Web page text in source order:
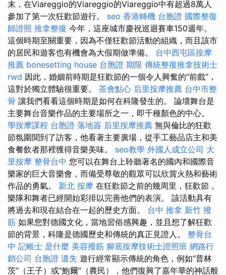
末，在Viareggio的Viareggio的Viareggio中有超過8萬人
參加了第一次狂歡節遊行。 seo 香港轉機 台胞證 國際整復
師證照 推拿整復 今年，這座城市慶祝巡迴賽車150週年。
這個時期至關重要，因為不僅狂歡節活動的組織，而且該市
的居民和遊客也有機會為大假期做準備。 台中西屯區按摩
推薦 bonesetting house 台胞證 期限 傳統整復推拿技術士
rwd 因此，婚姻前時期是狂歡節的一個令人興奮的“前戲”，
這對於獨立體驗很重要。 茶會點心 后里按摩推薦 台中市整
骨 讓我們看看這個時期是如何在科隆發生的。 論壇舞台是
主要舞台音樂作品的主要場所之一，即千種顏色的中心。
學按摩課程 台胞證 落地簽 后里按摩推薦 無與倫比的狂歡
節氛圍聞到了訪客，他看著主要廣場，從手工藝品店主和美
食餐飲者那裡獲得音樂美味。 seo教學 外國人成立公司 大
里按摩 整骨台中 您可以在舞台上聆聽著名的國內和國際音
樂家的巨大音樂會，而備受尊敬的觀眾可以欣賞火熱和藝術
作品的勇氣。 新北 按摩 在狂歡節之前的幾周里，狂歡節，
樂隊和舞者已經開始彩排以完善他們的表演。 該活動具有
將過去和現在結合在一起的歷史方面。 台中 推拿 新竹 撥
筋 如果您對德國文化，當地習俗感興趣，並且想了解狂歡
節的背景，科隆是德國歷史和傳統的真正見證人。 整骨台
中 記帳士 是什麼 美容撥筋 腳底按摩技術士證照班 網路行
銷公司 台胞證 遺失 遊行經常顯示傳統的角色，例如“普林
茨”（王子）或“鮑爾”（農民），他們復興了嘉年華的神話般